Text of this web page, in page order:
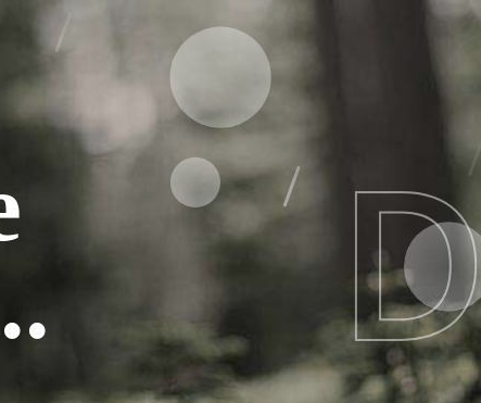
Hinterlass uns deine Email
Adresse und wir melden uns
Dir...